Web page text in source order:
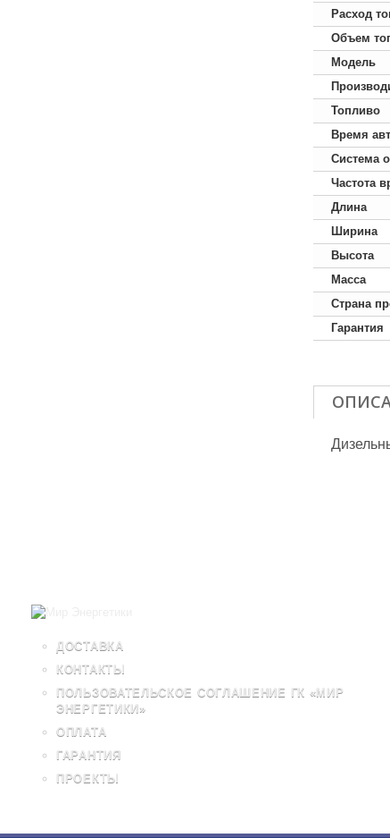
Расход
Объем
Модель
Топливо
Время
Система
Частота
Длина
Ширина
Высота
Масса
Страна
Гарантия
ДОСТАВКА
КОНТАКТЫ
ПОЛЬЗОВАТЕЛЬСКОЕ СОГЛАШЕНИЕ ГК «МИР
ЭНЕРГЕТИКИ»
ОПЛАТА
ГАРАНТИЯ
ПРОЕКТЫ